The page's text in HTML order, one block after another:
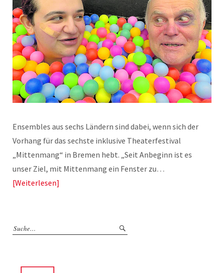
Ensembles aus sechs Ländern sind dabei, wenn sich der
Vorhang für das sechste inklusive Theaterfestival
„Mittenmang“ in Bremen hebt. „Seit Anbeginn ist es
unser Ziel, mit Mittenmang ein Fenster zu…
Weiterlesen